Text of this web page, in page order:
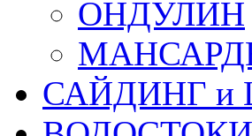
ОНДУЛИН
САЙДИНГ и